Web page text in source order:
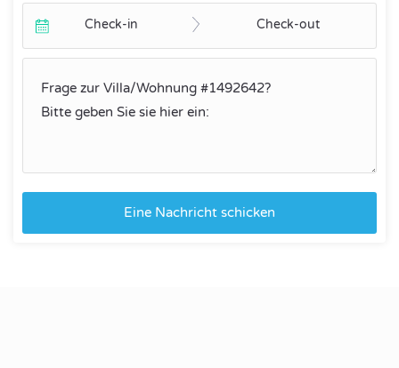
Check-in Check-out
Eine Nachricht schicken